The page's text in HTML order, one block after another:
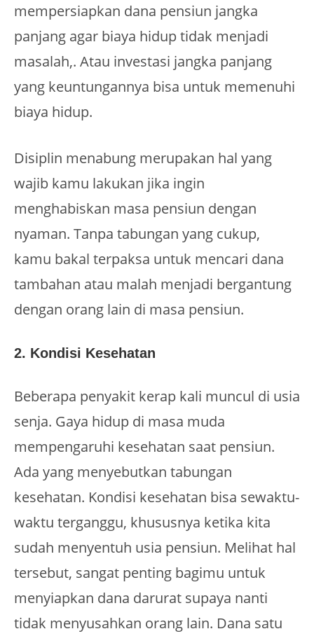
mempersiapkan dana pensiun jangka
panjang agar biaya hidup tidak menjadi
masalah,. Atau investasi jangka panjang
yang keuntungannya bisa untuk memenuhi
biaya hidup.
Disiplin menabung merupakan hal yang
wajib kamu lakukan jika ingin
menghabiskan masa pensiun dengan
nyaman. Tanpa tabungan yang cukup,
kamu bakal terpaksa untuk mencari dana
tambahan atau malah menjadi bergantung
dengan orang lain di masa pensiun.
2. Kondisi Kesehatan
Beberapa penyakit kerap kali muncul di usia
senja. Gaya hidup di masa muda
mempengaruhi kesehatan saat pensiun.
Ada yang menyebutkan tabungan
kesehatan. Kondisi kesehatan bisa sewaktu-
waktu terganggu, khususnya ketika kita
sudah menyentuh usia pensiun. Melihat hal
tersebut, sangat penting bagimu untuk
menyiapkan dana darurat supaya nanti
tidak menyusahkan orang lain. Dana satu